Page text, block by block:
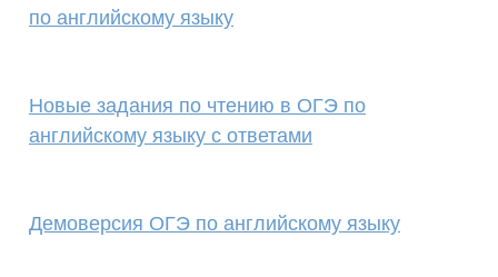
по английскому языку
Новые задания по чтению в ОГЭ по
английскому языку с ответами
Демоверсия ОГЭ по английскому языку